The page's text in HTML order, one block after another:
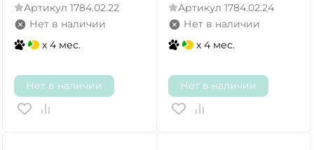
Артикул 1784.02.22
Нет в наличии
x 4 мес.
Нет в наличии
Артикул 1784.02.24
Нет в наличии
x 4 мес.
Нет в наличии